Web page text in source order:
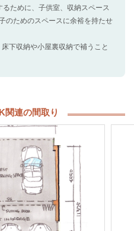
るために、子供室、収納スペース
のためのスペースに余裕を持たせ
下収納や小屋裏収納で補うこと
関連の間取り